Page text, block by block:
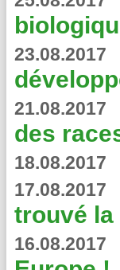
23.08.2017
21.08.2017
des
18.08.2017
17.08.2017
trouvé
16.08.2017